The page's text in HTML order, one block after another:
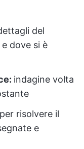
del
dove si è
indagine volta
risolvere il
e